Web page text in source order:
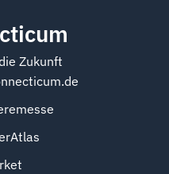
Zukunft